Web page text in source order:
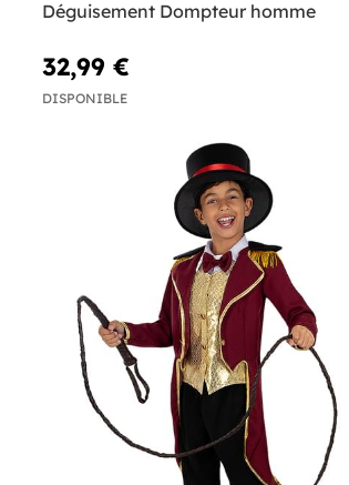
Déguisement Dompteur homme
32,99 €
DISPONIBLE